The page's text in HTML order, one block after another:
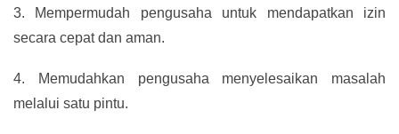
3.
Mempermudah pengusaha untuk mendapatkan izin
secara cepat dan aman.
4.
Memudahkan pengusaha menyelesaikan masalah
melalui satu pintu.